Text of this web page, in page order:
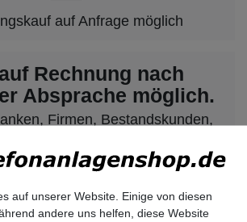
auf Anfrage möglich
Rechnung nach
Absprache möglich.
Firmen, Bestandskunden,
Einrichtungen, Schulen,
und Institute können bei uns auf
Rechnung bestellen.
Kontakt mit uns auf.
auf unserer Website. Einige von diesen
andere uns helfen, diese Website